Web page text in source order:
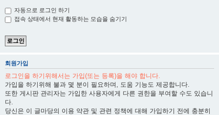
자동으로 로그인 하기
접속 상태에서 현재 활동하는 모습을 숨기기
회원가입
로그인을 하기위해서는 가입(또는 등록)을 해야 합니다.
가입을 하기위해 불과 몇 분이 필요하며, 도움 기능도 제공합니다.
또한 게시판 관리자는 가입한 사용자에게 다른 권한을 부여할 수도 있습니
다.
당신은 이 글마당의 이용 약관 및 관련 정책에 대해 가입하기 전에 충분히